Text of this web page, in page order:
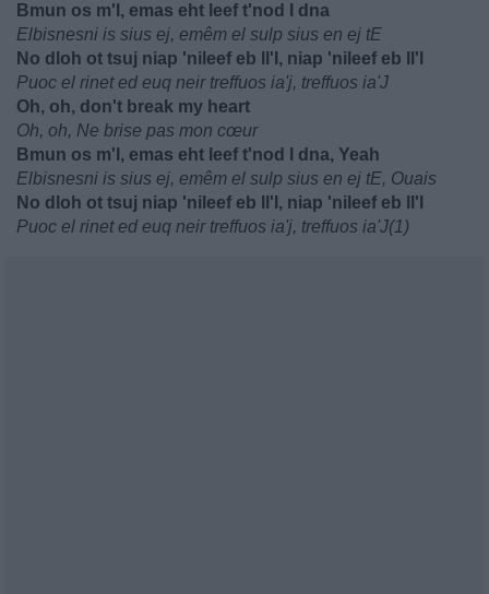
Bmun os m'I, emas eht leef t'nod I dna
Elbisnesni is sius ej, emêm el sulp sius en ej tE
No dloh ot tsuj niap 'nileef eb ll'I, niap 'nileef eb ll'I
Puoc el rinet ed euq neir treffuos ia'j, treffuos ia'J
Oh, oh, don't break my heart
Oh, oh, Ne brise pas mon cœur
Bmun os m'I, emas eht leef t'nod I dna, Yeah
Elbisnesni is sius ej, emêm el sulp sius en ej tE, Ouais
No dloh ot tsuj niap 'nileef eb ll'I, niap 'nileef eb ll'I
Puoc el rinet ed euq neir treffuos ia'j, treffuos ia'J(1)